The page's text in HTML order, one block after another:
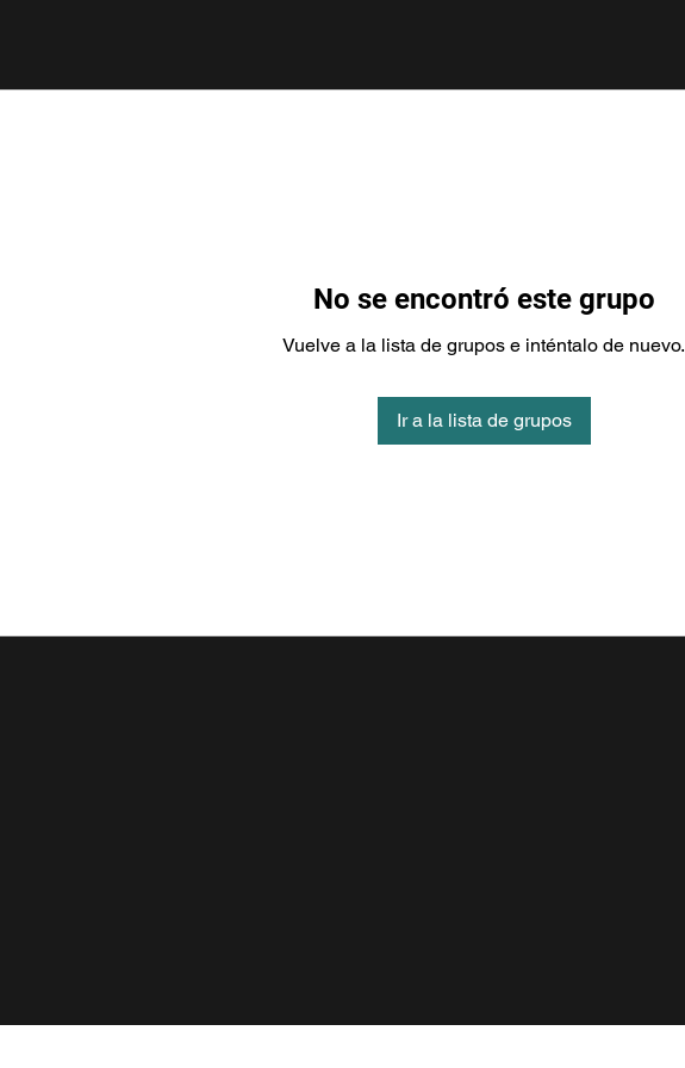
No se encontró este grupo
Vuelve a la lista de grupos e inténtalo de nuevo.
Ir a la lista de grupos